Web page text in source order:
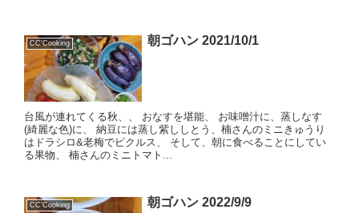
CC'Cooking 朝ゴハン 2021/10/1
台風が連れてくる秋、、 おなすを堪能、 お味噌汁に、蒸しなす
(綺麗な色)に、 納豆には蒸し紫ししとう、楠さんのミニきゅうり
はドラシロ&老梅でピクルス、 そして、朝に食べることにしてい
る果物、 楠さんのミニトマト...
CC'Cooking 朝ゴハン 2022/9/9